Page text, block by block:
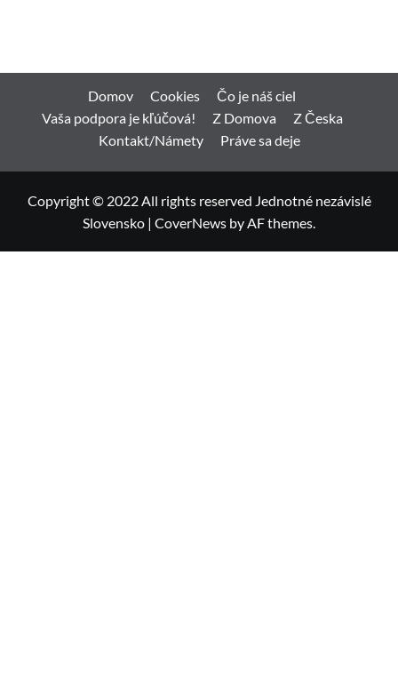
Domov Cookies
Čo je náš ciel
Vaša podpora je kľúčová!
Z Domova
Z Česka
Kontakt/Námety
Práve sa deje
Copyright © 2022 All rights reserved Jednotné nezávislé
Slovensko | CoverNews by AF themes.